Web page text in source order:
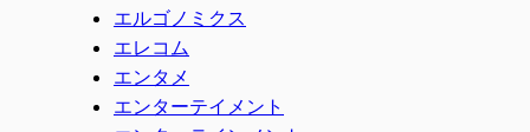
エルゴノミクス
エレコム
エンタメ
エンターテイメント